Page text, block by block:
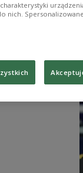
medal
suma
arrow_forward
nich.